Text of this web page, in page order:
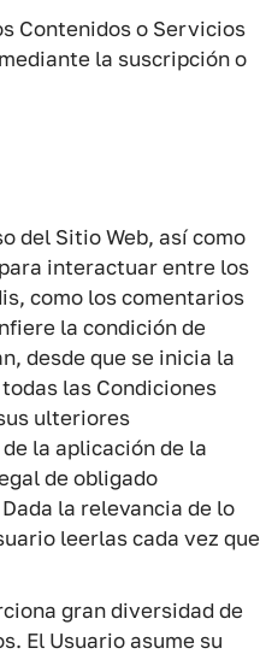
Contenidos o Servicios
la suscripción o
del Sitio Web, así como
interactuar entre los
como los comentarios
la condición de
desde que se inicia la
las Condiciones
ulteriores
la aplicación de la
de obligado
la relevancia de lo
leerlas cada vez que
gran diversidad de
El Usuario asume su